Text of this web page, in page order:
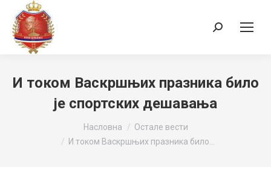
Search:
И током Васкршњих празника било
је спортских дешавања
Насловна
Остале вести
И током Васкршњих празника било…